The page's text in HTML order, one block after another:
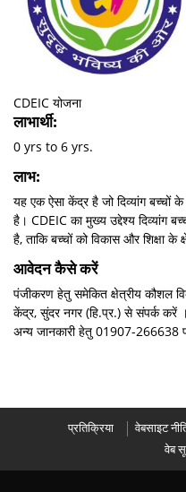
CDEIC योजना
लाभार्थी:
0 yrs to 6 yrs.
लाभ:
यह एक ऐसा केंद्र है जो दिव्यांग बच्चों
है। CDEIC का मुख्य उद्देश्य दिव्यांग
है, ताकि बच्चों को विकास और शिक्षा
आवेदन कैसे करें
पंजीकरण हेतु समेकित क्षेत्रीय कौशल
केंद्र, सुंदर नगर (हि.प्र.) से संपर्क करें ।
अन्य जानकारी हेतु 01907-266638
प्रतिक्रिया वेबसाइट
वेब